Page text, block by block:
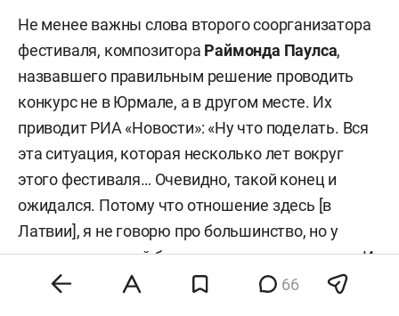
Не менее важны слова второго соорганизатора
фестиваля, композитора Раймонда Паулса,
назвавшего правильным решение проводить
конкурс не в Юрмале, а в другом месте. Их
приводит РИА «Новости»: «Ну что поделать. Вся
эта ситуация, которая несколько лет вокруг
этого фестиваля… Очевидно, такой конец и
ожидался. Потому что отношение здесь [в
Латвии], я не говорю про большинство, но у
некоторых людей было довольно негативное. И
там всегда искали повод придраться. Я думаю,
66